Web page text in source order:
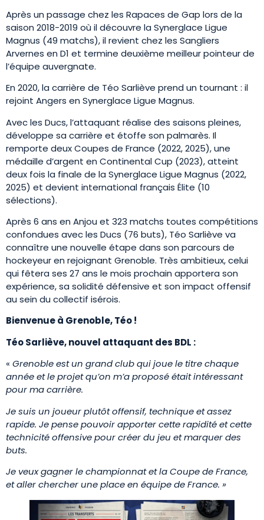
Après un passage chez les Rapaces de Gap lors de la
saison 2018-2019 où il découvre la Synerglace Ligue
Magnus (49 matchs), il revient chez les Sangliers
Arvernes en D1 et termine deuxième meilleur pointeur de
l’équipe auvergnate.
En 2020, la carrière de Téo Sarliève prend un tournant : il
rejoint Angers en Synerglace Ligue Magnus.
Avec les Ducs, l’attaquant réalise des saisons pleines,
développe sa carrière et étoffe son palmarès. Il
remporte deux Coupes de France (2022, 2025), une
médaille d’argent en Continental Cup (2023), atteint
deux fois la finale de la Synerglace Ligue Magnus (2022,
2025) et devient international français Élite (10
sélections).
Après 6 ans en Anjou et 323 matchs toutes compétitions
confondues avec les Ducs (76 buts), Téo Sarliève va
connaître une nouvelle étape dans son parcours de
hockeyeur en rejoignant Grenoble. Très ambitieux, celui
qui fêtera ses 27 ans le mois prochain apportera son
expérience, sa solidité défensive et son impact offensif
au sein du collectif isérois.
Bienvenue à Grenoble, Téo !
Téo Sarliève, nouvel attaquant des BDL :
« Grenoble est un grand club qui joue le titre chaque
année et le projet qu’on m’a proposé était intéressant
pour ma carrière.
Je suis un joueur plutôt offensif, technique et assez
rapide. Je pense pouvoir apporter cette rapidité et cette
technicité offensive pour créer du jeu et marquer des
buts.
Je veux gagner le championnat et la Coupe de France,
et aller chercher une place en équipe de France. »